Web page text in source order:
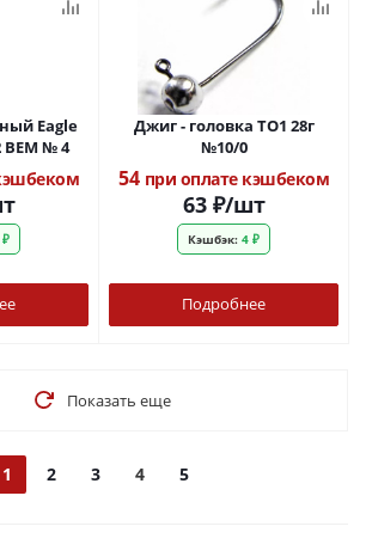
Eagle
BEM № 4
₽
Джиг - головка ТО1 28г
№10/0
54 при оплате кэшбеком
63₽/шт
Кэшбэк: 4 ₽
Подробнее
Показать еще
1 2 3 4 5